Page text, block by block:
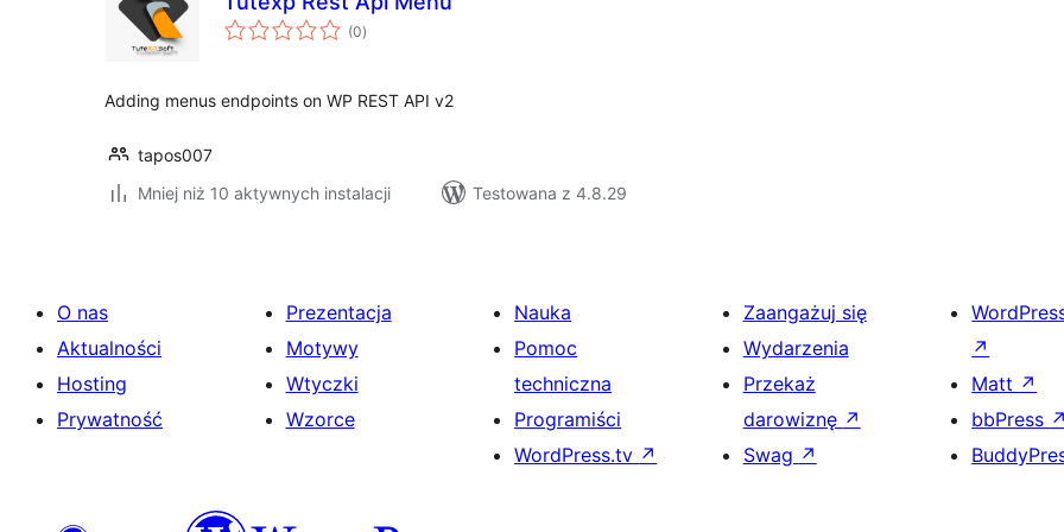
(0wszystkich
ocen
)
Adding menus endpoints on WP REST API v2
tapos007
Mniej niż 10 aktywnych instalacji
Testowana z 4.8.29
O nas
Aktualności
Hosting
Prywatność
Prezentacja
Motywy
Wtyczki
Wzorce
Nauka
Pomoc
techniczna
Programiści
WordPress.tv ↗
Zaangażuj się
Wydarzenia
Przekaż
darowiznę ↗
Swag ↗
↗
Matt ↗
bbPress ↗